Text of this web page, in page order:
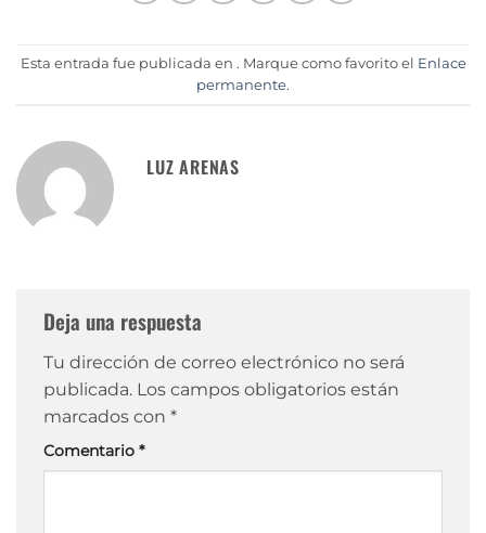
Esta entrada fue publicada en . Marque como favorito el Enlace
permanente.
LUZ ARENAS
Deja una respuesta
Tu dirección de correo electrónico no será
publicada. Los campos obligatorios están
marcados con *
Comentario *